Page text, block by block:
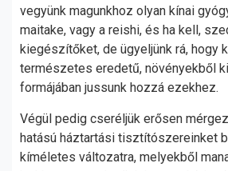
vegyünk magunkhoz olyan kínai
maitake, vagy a reishi, és ha kell,
kiegészítőket, de ügyeljünk rá, hogy
természetes eredetű, növényekből
formájában jussunk hozzá ezekhez.
Végül pedig cseréljük erősen
hatású háztartási tisztítószereinket
kíméletes változatra, melyekből